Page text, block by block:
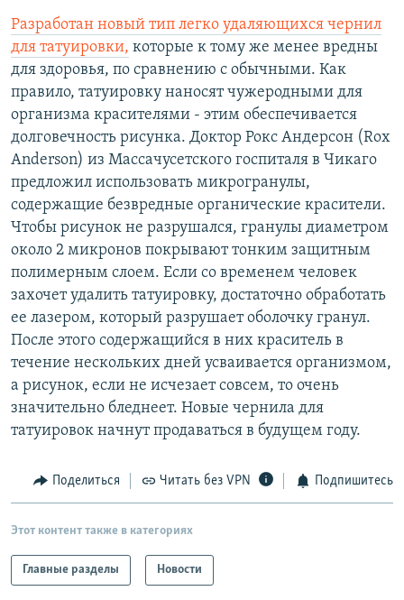
поиску
СЕВЕР.РЕАЛИИ
СИБИРЬ.РЕАЛИИ
РАСПИСАНИЕ ВЕЩАНИЯ
ПОДПИШИТЕСЬ НА РАССЫЛКУ
Все сайты РСЕ/РС
Разработан новый тип легко удаляющихся чернил
для татуировки, которые к тому же менее вредны
для здоровья, по сравнению с обычными. Как
правило, татуировку наносят чужеродными для
организма красителями - этим обеспечивается
долговечность рисунка. Доктор Рокс Андерсон (Rox
Anderson) из Массачусетского госпиталя в Чикаго
предложил использовать микрогранулы,
содержащие безвредные органические красители.
Чтобы рисунок не разрушался, гранулы диаметром
около 2 микронов покрывают тонким защитным
полимерным слоем. Если со временем человек
захочет удалить татуировку, достаточно обработать
ее лазером, который разрушает оболочку гранул.
После этого содержащийся в них краситель в
течение нескольких дней усваивается организмом,
а рисунок, если не исчезает совсем, то очень
значительно бледнеет. Новые чернила для
татуировок начнут продаваться в будущем году.
Поделиться Читать без VPN Подпишитесь
Этот контент также в категориях
Главные разделы Новости